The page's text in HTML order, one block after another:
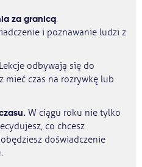
za granicą.
i poznawanie ludzi z
Lekcje odbywają się do
mieć czas na rozrywkę lub
W ciągu roku nie tylko
co chcesz
doświadczenie